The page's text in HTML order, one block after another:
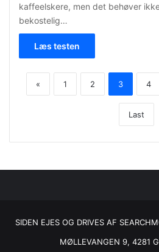
kaffeelskere, men det behøver
bekostelig…
Læs testen
« 1 2 3 4
Last
SIDEN EJES OG DRIVES AF
MØLLEVANGEN 9, 4281